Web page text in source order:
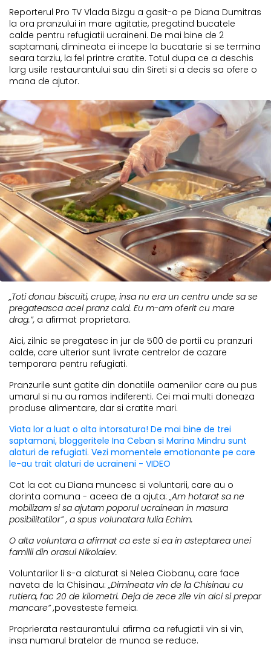
Reporterul Pro TV Vlada Bizgu a gasit-o pe Diana Dumitras
la ora pranzului in mare agitatie, pregatind bucatele
calde pentru refugiatii ucraineni. De mai bine de 2
saptamani, dimineata ei incepe la bucatarie si se termina
seara tarziu, la fel printre cratite. Totul dupa ce a deschis
larg usile restaurantului sau din Sireti si a decis sa ofere o
mana de ajutor.
„Toti donau biscuiti, crupe, insa nu era un centru unde sa se
pregateasca acel pranz cald. Eu m-am oferit cu mare
drag.”, a afirmat proprietara.
Aici, zilnic se pregatesc in jur de 500 de portii cu pranzuri
calde, care ulterior sunt livrate centrelor de cazare
temporara pentru refugiati.
Pranzurile sunt gatite din donatiile oamenilor care au pus
umarul si nu au ramas indiferenti. Cei mai multi doneaza
produse alimentare, dar si cratite mari.
Viata lor a luat o alta intorsatura! De mai bine de trei
saptamani, bloggeritele Ina Ceban si Marina Mindru sunt
alaturi de refugiati. Vezi momentele emotionante pe care
le-au trait alaturi de ucraineni - VIDEO
Cot la cot cu Diana muncesc si voluntarii, care au o
dorinta comuna - aceea de a ajuta:„Am hotarat sa ne
mobilizam si sa ajutam poporul ucrainean in masura
posibilitatilor” , a spus volunatara Iulia Echim.
O alta voluntara a afirmat ca este si ea in asteptarea unei
familii din orasul Nikolaiev.
Voluntarilor li s-a alaturat si Nelea Ciobanu, care face
naveta de la Chisinau:„Dimineata vin de la Chisinau cu
rutiera, fac 20 de kilometri. Deja de zece zile vin aici si prepar
mancare” ,povesteste femeia.
Proprierata restaurantului afirma ca refugiatii vin si vin,
insa numarul bratelor de munca se reduce.